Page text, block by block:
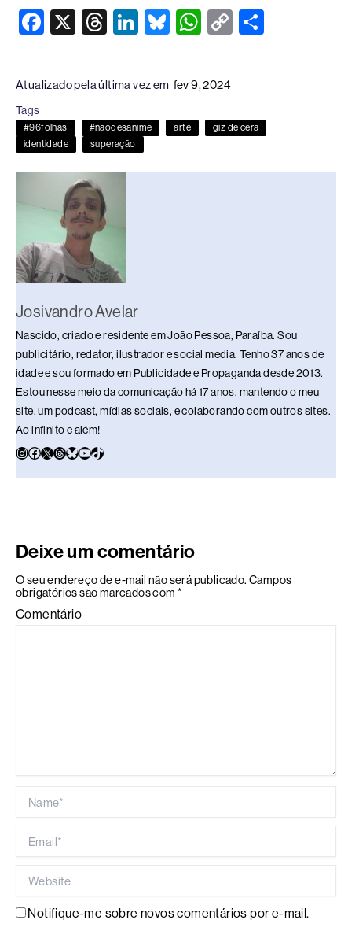
F
c
e
b
o
o
X
T
e
a
d
s
Li
e
dI
n
Bl
e
sk
y
W
at
s
A
p
C
Li
k
Atualizado pela última vez em fev 9, 2024
Tags
#96folhas #naodesanime arte
giz de cera
identidade
superação
Josivandro Avelar
Nascido, criado e residente em João Pessoa, Paraíba. Sou
publicitário, redator, ilustrador e social media. Tenho 37 anos de
idade e sou formado em Publicidade e Propaganda desde 2013.
Estou nesse meio da comunicação há 17 anos, mantendo o meu
site, um podcast, mídias sociais, e colaborando com outros sites.
Ao infinito e além!
Deixe um comentário
O seu endereço de e-mail não será publicado. Campos
obrigatórios são marcados com *
Comentário
Notifique-me sobre novos comentários por e-mail.